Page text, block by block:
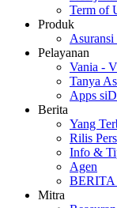
Term of
Produk
Pelayanan
Vania -
Tanya
Apps
Berita
Yang
Rilis Pers
Info &
Agen
BERITA
Mitra